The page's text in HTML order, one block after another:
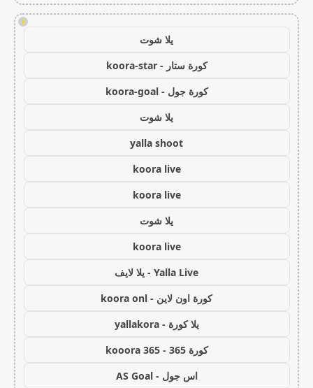
!
يلا شوت
كورة ستار - koora-star
كورة جول - koora-goal
يلا شوت
yalla shoot
koora live
koora live
يلا شوت
koora live
Yalla Live - يلا لايف
كورة اون لاين - koora onl
يلا كورة - yallakora
كورة 365 - kooora 365
اس جول - AS Goal